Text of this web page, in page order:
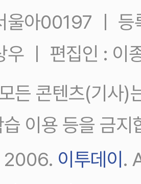
울아00197 ㅣ
우 ㅣ 편집인 : 이
든 콘텐츠(기사)
이용 등을 금지
이투데이 .